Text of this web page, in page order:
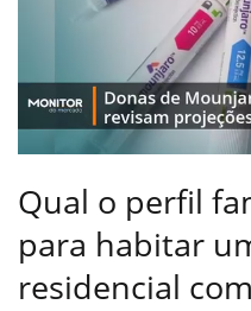
Qual o perfil
para habitar
residencial